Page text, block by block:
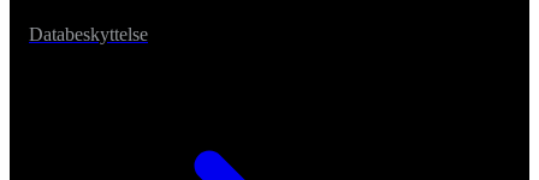
Databeskyttelse